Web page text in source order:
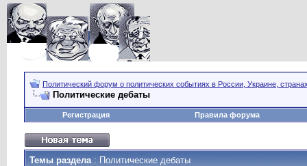
Политический форум о политических событиях в России, Украине,
Политические дебаты
Регистрация Правила форума
Темы раздела: Политические дебаты